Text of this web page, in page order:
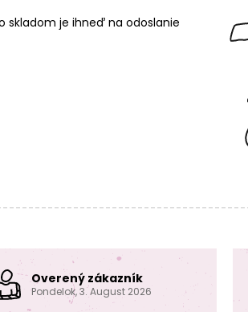
skladom je ihneď na odoslanie
Overený zákazník
Pondelok, 3. August 2026